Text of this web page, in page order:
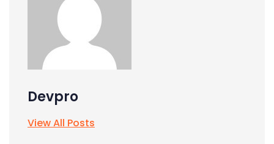
Devpro
View All Posts